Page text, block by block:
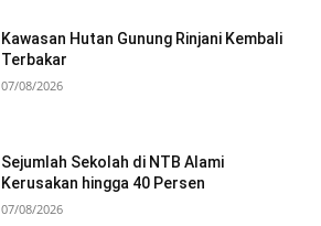
Kawasan Hutan Gunung Rinjani Kembali
Terbakar
07/08/2026
Sejumlah Sekolah di NTB Alami
Kerusakan hingga 40 Persen
07/08/2026